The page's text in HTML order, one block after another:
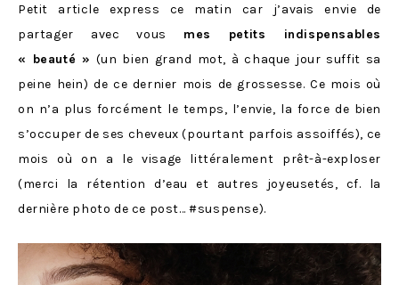
Petit article express ce matin car j’avais envie de
partager avec vous mes petits indispensables
« beauté » (un bien grand mot, à chaque jour suffit sa
peine hein) de ce dernier mois de grossesse. Ce mois où
on n’a plus forcément le temps, l’envie, la force de bien
s’occuper de ses cheveux (pourtant parfois assoiffés), ce
mois où on a le visage littéralement prêt-à-exploser
(merci la rétention d’eau et autres joyeusetés, cf. la
dernière photo de ce post… #suspense).